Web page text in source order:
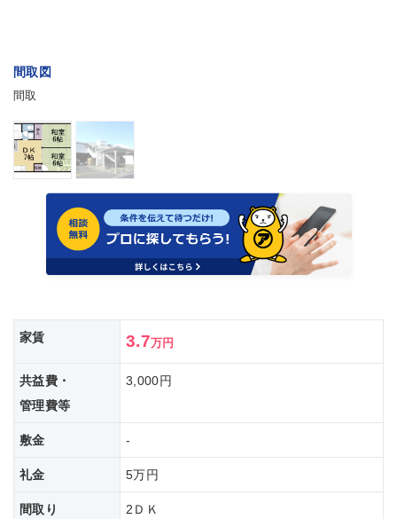
間取図
間取
家賃 3.7万円
共益費・
管理費等
3,000円
敷金 -
礼金 5万円
間取り 2ＤＫ